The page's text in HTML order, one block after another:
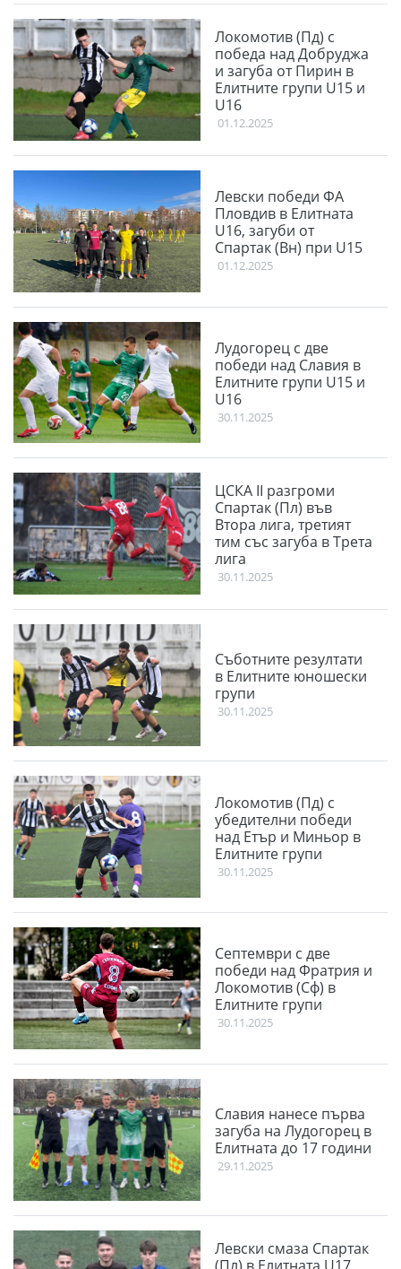
Локомотив (Пд) с
победа над Добруджа
и загуба от Пирин в
Елитните групи U15 и
U16
01.12.2025
Левски победи ФА
Пловдив в Елитната
U16, загуби от
Спартак (Вн) при U15
01.12.2025
Лудогорец с две
победи над Славия в
Елитните групи U15 и
U16
30.11.2025
ЦСКА II разгроми
Спартак (Пл) във
Втора лига, третият
тим със загуба в Трета
лига
30.11.2025
Съботните резултати
в Елитните юношески
групи
30.11.2025
Локомотив (Пд) с
убедителни победи
над Етър и Миньор в
Елитните групи
30.11.2025
Септември с две
победи над Фратрия и
Локомотив (Сф) в
Елитните групи
30.11.2025
Славия нанесе първа
загуба на Лудогорец в
Елитната до 17 години
29.11.2025
Левски смаза Спартак
(Пл) в Елитната U17,